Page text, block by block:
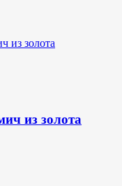
из золота